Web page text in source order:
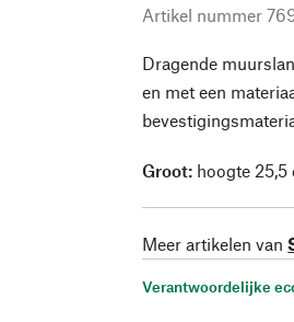
Artikel nummer
Dragende
en met een
Groot: hoogte 25,5
Meer artikelen van
Verantwoordelijke